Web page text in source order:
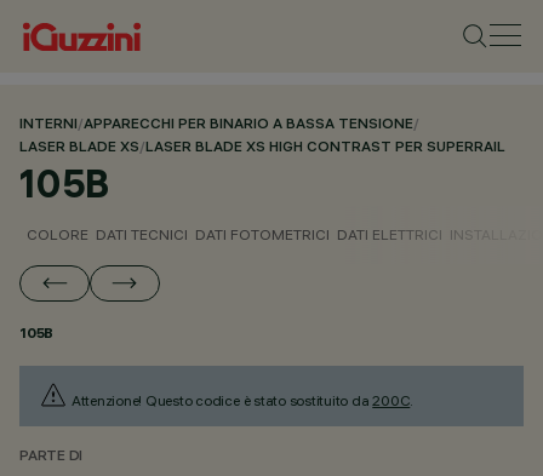
INTERNI/APPARECCHI PER BINARIO A BASSA TENSIONE/
LASER BLADE XS/LASER BLADE XS HIGH CONTRAST PER SUPERRAIL
105B
COLORE DATI TECNICI DATI FOTOMETRICI DATI ELETTRICI
105B
Attenzione! Questo codice è stato sostituito da200C.
PARTE DI